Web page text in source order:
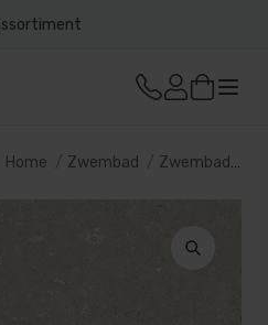
Home Zwembad Zwembad bekleding